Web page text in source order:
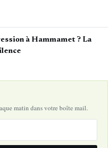
à Hammamet ? La
matin dans votre boîte mail.